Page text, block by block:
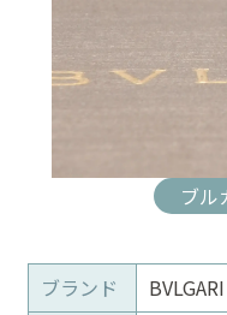
ブル
ブランド
BVLGARI